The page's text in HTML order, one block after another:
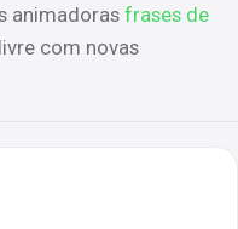
animadorasfrases de
com novas